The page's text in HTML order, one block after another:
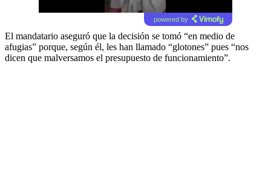
powered by
El mandatario aseguró que la decisión se tomó “en medio de
afugias” porque, según él, les han llamado “glotones” pues “nos
dicen que malversamos el presupuesto de funcionamiento”.